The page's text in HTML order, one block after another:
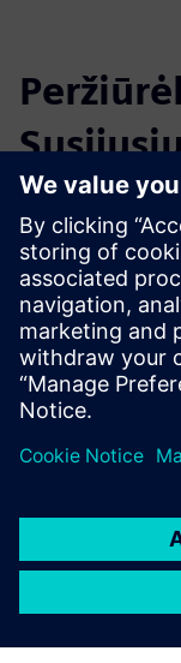
Papildoma
ESG Reporting